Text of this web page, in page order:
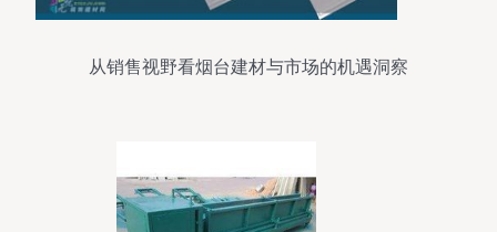
从销售视野看烟台建材与市场的机遇洞察